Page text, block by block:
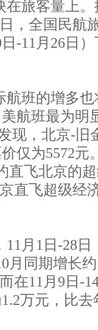
在旅客量上
，全国民航
-11月26日
航班的增多
航班最为明
现，北京-旧
仅为5572元
直飞北京的
直飞超级经
月1日-28
月同期增长
在11月9日-
万元，比